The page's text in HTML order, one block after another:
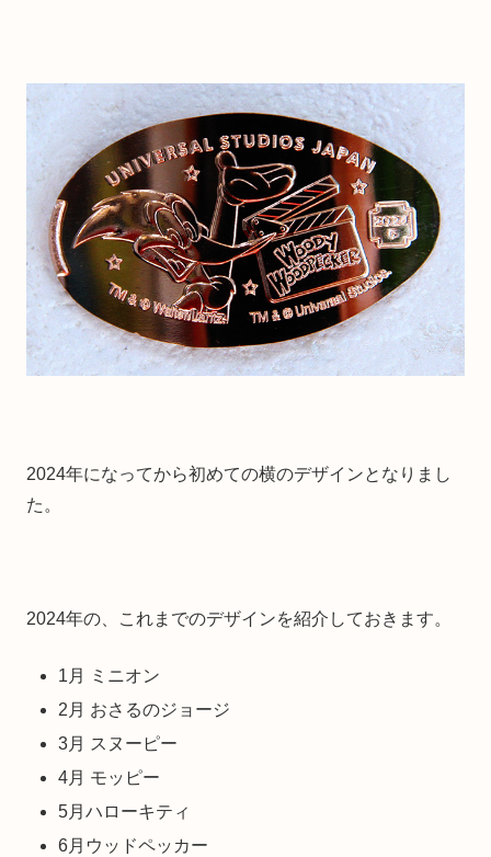
2024年になってから初めての横のデザインとなりまし
た。
2024年の、これまでのデザインを紹介しておきます。
1月 ミニオン
2月 おさるのジョージ
3月 スヌーピー
4月 モッピー
5月ハローキティ
6月ウッドペッカー